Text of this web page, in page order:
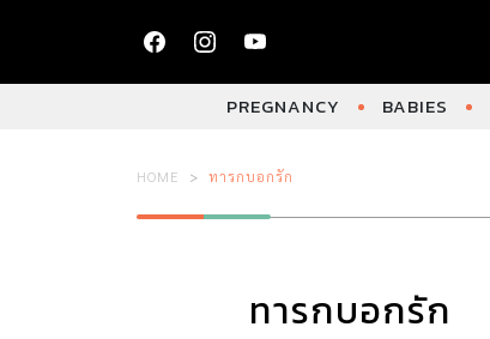
PREGNANCY BABIES
HOME ทารกบอกรัก
ทารกบอกรัก